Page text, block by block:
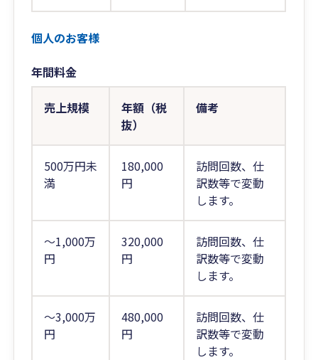
個人のお客様
年間料金
売上規模
年額（税
抜）
備考
500万円未
満
180,000
円
訪問回数、仕
訳数等で変動
します。
～1,000万
円
320,000
円
訪問回数、仕
訳数等で変動
します。
～3,000万
円
480,000
円
訪問回数、仕
訳数等で変動
します。